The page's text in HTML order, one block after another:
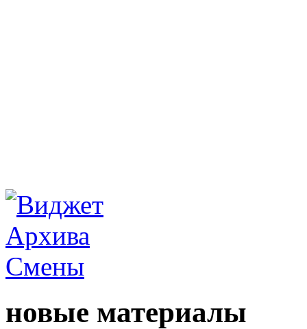
новые материалы